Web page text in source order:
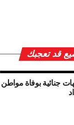
قد تعجبك
جنائية بوفاة مواطن